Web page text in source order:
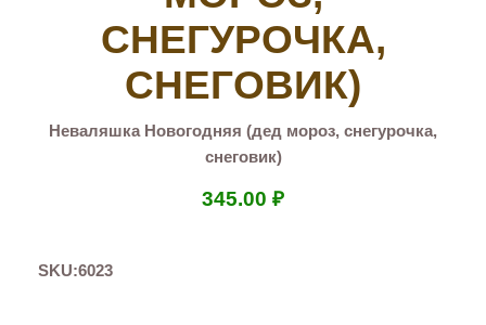
СНЕГУРОЧКА,
СНЕГОВИК)
Неваляшка Новогодняя (дед мороз, снегурочка,
снеговик)
345.00 ₽
SKU:6023